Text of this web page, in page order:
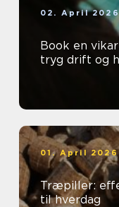
02. April 2026
Book en
tryg drift og
01. April 2026
Træpiller:
til hverdag